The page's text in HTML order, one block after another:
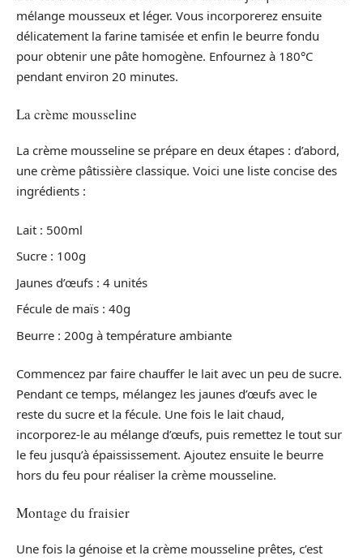
mélange mousseux et léger. Vous incorporerez ensuite
délicatement la farine tamisée et enfin le beurre fondu
pour obtenir une pâte homogène. Enfournez à 180°C
pendant environ 20 minutes.
La crème mousseline
La crème mousseline se prépare en deux étapes : d’abord,
une crème pâtissière classique. Voici une liste concise des
ingrédients :
Lait : 500ml
Sucre : 100g
Jaunes d’œufs : 4 unités
Fécule de maïs : 40g
Beurre : 200g à température ambiante
Commencez par faire chauffer le lait avec un peu de sucre.
Pendant ce temps, mélangez les jaunes d’œufs avec le
reste du sucre et la fécule. Une fois le lait chaud,
incorporez-le au mélange d’œufs, puis remettez le tout sur
le feu jusqu’à épaississement. Ajoutez ensuite le beurre
hors du feu pour réaliser la crème mousseline.
Montage du fraisier
Une fois la génoise et la crème mousseline prêtes, c’est